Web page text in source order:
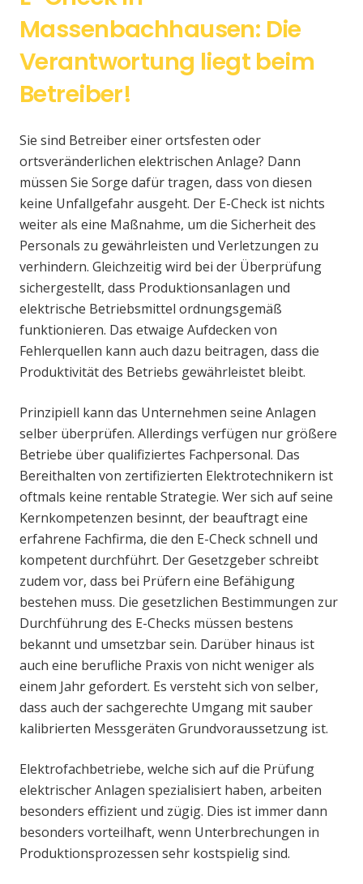
Massenbachhausen: Die
Verantwortung liegt beim
Betreiber!
Sie sind Betreiber einer ortsfesten oder
ortsveränderlichen elektrischen Anlage? Dann
müssen Sie Sorge dafür tragen, dass von diesen
keine Unfallgefahr ausgeht. Der E-Check ist nichts
weiter als eine Maßnahme, um die Sicherheit des
Personals zu gewährleisten und Verletzungen zu
verhindern. Gleichzeitig wird bei der Überprüfung
sichergestellt, dass Produktionsanlagen und
elektrische Betriebsmittel ordnungsgemäß
funktionieren. Das etwaige Aufdecken von
Fehlerquellen kann auch dazu beitragen, dass die
Produktivität des Betriebs gewährleistet bleibt.
Prinzipiell kann das Unternehmen seine Anlagen
selber überprüfen. Allerdings verfügen nur größere
Betriebe über qualifiziertes Fachpersonal. Das
Bereithalten von zertifizierten Elektrotechnikern ist
oftmals keine rentable Strategie. Wer sich auf seine
Kernkompetenzen besinnt, der beauftragt eine
erfahrene Fachfirma, die den E-Check schnell und
kompetent durchführt. Der Gesetzgeber schreibt
zudem vor, dass bei Prüfern eine Befähigung
bestehen muss. Die gesetzlichen Bestimmungen zur
Durchführung des E-Checks müssen bestens
bekannt und umsetzbar sein. Darüber hinaus ist
auch eine berufliche Praxis von nicht weniger als
einem Jahr gefordert. Es versteht sich von selber,
dass auch der sachgerechte Umgang mit sauber
kalibrierten Messgeräten Grundvoraussetzung ist.
Elektrofachbetriebe, welche sich auf die Prüfung
elektrischer Anlagen spezialisiert haben, arbeiten
besonders effizient und zügig. Dies ist immer dann
besonders vorteilhaft, wenn Unterbrechungen in
Produktionsprozessen sehr kostspielig sind.